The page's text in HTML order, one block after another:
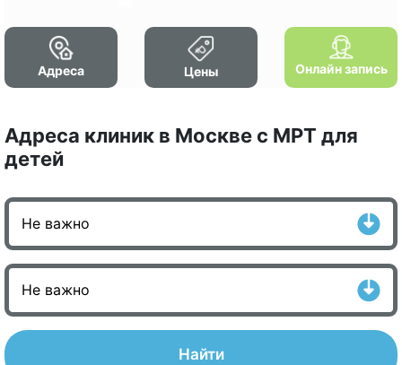
Адреса Цены Онлайн запись
Адреса клиник в Москве с МРТ для
детей
Найти